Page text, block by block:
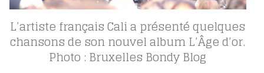
L’artiste français Cali a présenté quelques
chansons de son nouvel album L’Âge d’or.
Photo : Bruxelles Bondy Blog